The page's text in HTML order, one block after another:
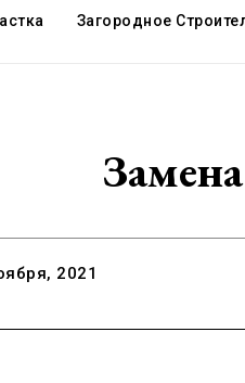
Загородное
2021